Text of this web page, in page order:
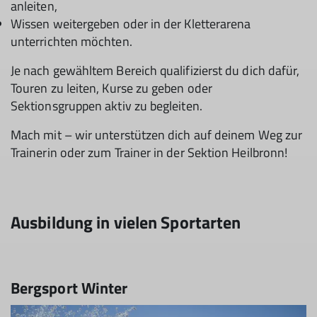
anleiten,
Wissen weitergeben oder in der Kletterarena
unterrichten möchten.
Je nach gewähltem Bereich qualifizierst du dich dafür,
Touren zu leiten, Kurse zu geben oder
Sektionsgruppen aktiv zu begleiten.
Mach mit – wir unterstützen dich auf deinem Weg zur
Trainerin oder zum Trainer in der Sektion Heilbronn!
Ausbildung in vielen Sportarten
Bergsport Winter